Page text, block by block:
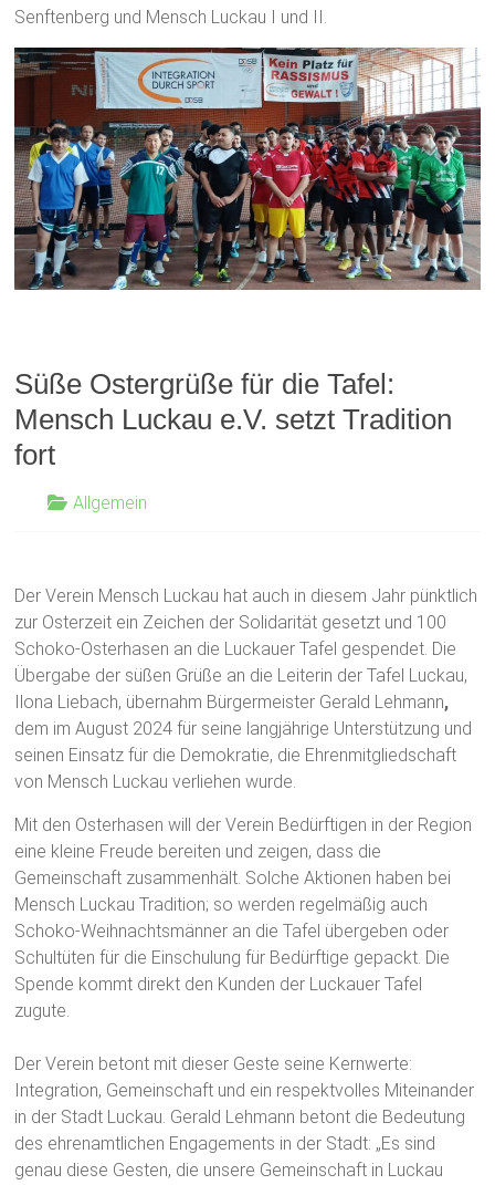
Senftenberg und Mensch Luckau I und II.
Süße Ostergrüße für die Tafel:
Mensch Luckau e.V. setzt Tradition
fort
Allgemein
Der Verein Mensch Luckau hat auch in diesem Jahr pünktlich
zur Osterzeit ein Zeichen der Solidarität gesetzt und 100
Schoko-Osterhasen an die Luckauer Tafel gespendet. Die
Übergabe der süßen Grüße an die Leiterin der Tafel Luckau,
Ilona Liebach, übernahm Bürgermeister Gerald Lehmann,
dem im August 2024 für seine langjährige Unterstützung und
seinen Einsatz für die Demokratie, die Ehrenmitgliedschaft
von Mensch Luckau verliehen wurde.
Mit den Osterhasen will der Verein Bedürftigen in der Region
eine kleine Freude bereiten und zeigen, dass die
Gemeinschaft zusammenhält. Solche Aktionen haben bei
Mensch Luckau Tradition; so werden regelmäßig auch
Schoko-Weihnachtsmänner an die Tafel übergeben oder
Schultüten für die Einschulung für Bedürftige gepackt. Die
Spende kommt direkt den Kunden der Luckauer Tafel
zugute.
Der Verein betont mit dieser Geste seine Kernwerte:
Integration, Gemeinschaft und ein respektvolles Miteinander
in der Stadt Luckau. Gerald Lehmann betont die Bedeutung
des ehrenamtlichen Engagements in der Stadt: „Es sind
genau diese Gesten, die unsere Gemeinschaft in Luckau